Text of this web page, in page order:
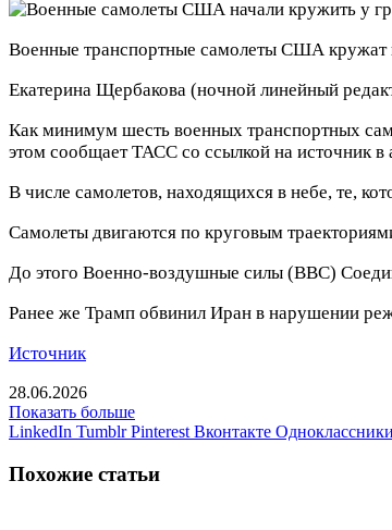
Военные транспортные самолеты США
Екатерина Щербакова (ночной линейный
Как минимум шесть военных транспортных
этом сообщает ТАСС со ссылкой на источник
В числе самолетов, находящихся в небе, те,
Самолеты двигаются по круговым
До этого Военно-воздушные силы (ВВС)
Ранее же Трамп обвинил Иран в нарушении
Источник
28.06.2026
Показать больше
LinkedIn Tumblr Pinterest Вконтакте Одноклассники
Похожие статьи